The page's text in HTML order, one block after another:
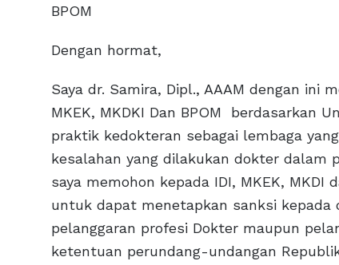
BPOM
Dengan hormat,
Saya dr. Samira, Dipl., AAAM dengan ini
MKEK, MKDKI Dan BPOM berdasarkan
praktik kedokteran sebagai lembaga
kesalahan yang dilakukan dokter dalam
saya memohon kepada IDI, MKEK, MKDI
untuk dapat menetapkan sanksi kepada
pelanggaran profesi Dokter maupun
ketentuan perundang-undangan